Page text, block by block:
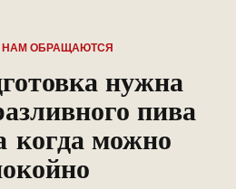
НАМ ОБРАЩАЮТСЯ
нужна
пива
когда можно